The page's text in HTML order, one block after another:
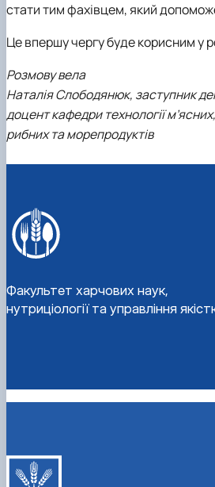
стати тим фахівцем, який
Це впершу чергу буде корисним у
Розмову вела
Наталія Слободянюк, заступник
доцент кафедри технології м’ясних,
рибних та морепродуктів
Факультет харчових наук,
нутриціології та управління